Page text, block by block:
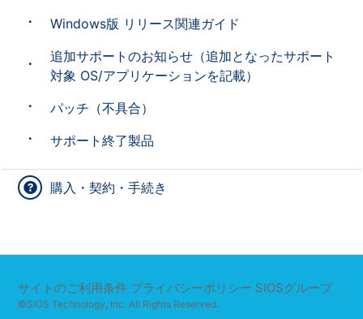
Windows版 リリース関連ガイド
追加サポートのお知らせ（追加となったサポート
対象 OS/アプリケーションを記載）
パッチ（不具合）
サポート終了製品
購入・契約・手続き
サイトのご利用条件 プライバシーポリシー SIOSグループ
©SIOS Technology, Inc. All Rights Reserved.